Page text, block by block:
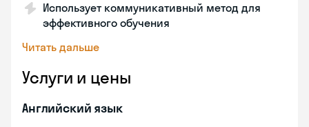
Использует коммуникативный метод для
эффективного обучения
Читать дальше
Услуги и цены
Английский язык